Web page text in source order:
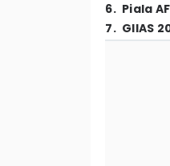
6. Piala
7. GIIAS